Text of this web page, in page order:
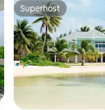
Superhost
Superhost